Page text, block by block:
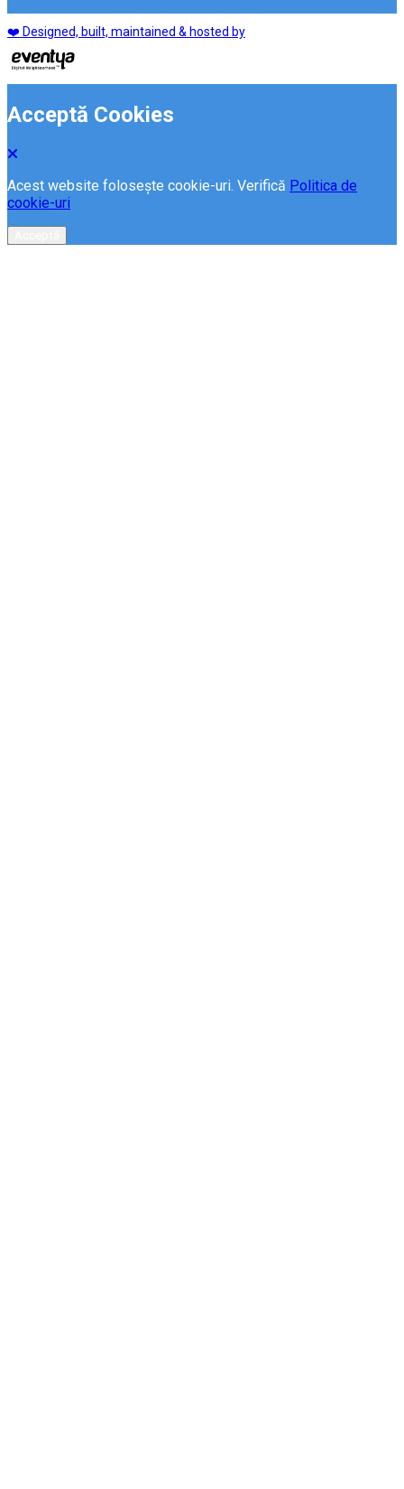
❤️ Designed, built, maintained & hosted by
Acceptă Cookies
Acest website folosește cookie-uri. Verifică Politica de
cookie-uri